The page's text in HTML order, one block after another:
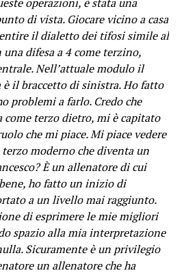
di vista. Giocare vicino a casa
il dialetto dei tifosi simile al
difesa a 4 come terzino,
Nell’attuale modulo il
il braccetto di sinistra. Ho fatto
problemi a farlo. Credo che
come terzo dietro, mi è capitato
che mi piace. Mi piace vedere
moderno che diventa un
È un allenatore di cui
ho fatto un inizio di
a un livello mai raggiunto.
di esprimere le mie migliori
spazio alla mia interpretazione
Sicuramente è un privilegio
un allenatore che ha